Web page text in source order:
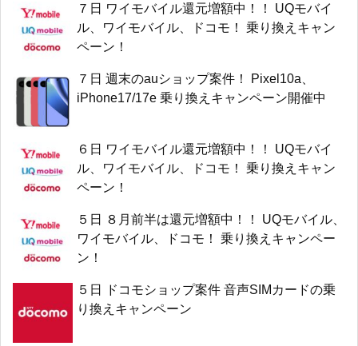
７日 ワイモバイル還元増額中！！ UQモバイ
ル、ワイモバイル、ドコモ！ 乗り換えキャン
ペーン！
７日 週末のauショップ案件！ Pixel10a、
iPhone17/17e 乗り換えキャンペーン開催中
６日 ワイモバイル還元増額中！！ UQモバイ
ル、ワイモバイル、ドコモ！ 乗り換えキャン
ペーン！
５日 ８月前半は還元増額中！！ UQモバイル、
ワイモバイル、ドコモ！ 乗り換えキャンペー
ン！
５日 ドコモショップ案件 音声SIMカードの乗
り換えキャンペーン